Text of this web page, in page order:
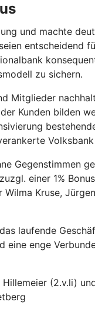
und machte
zu sichern.
Mitglieder
Kunden bilden
Gegenstimmen
einer 1%
Kruse,
laufende
enge
(2.v.li)